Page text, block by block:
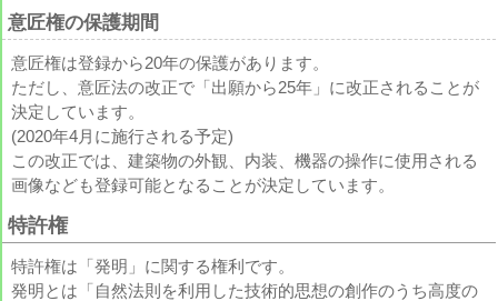
意匠権の保護期間
意匠権は登録から20年の保護があります。
ただし、意匠法の改正で「出願から25年」に改正されることが
決定しています。
(2020年4月に施行される予定)
この改正では、建築物の外観、内装、機器の操作に使用される
画像なども登録可能となることが決定しています。
特許権
特許権は「発明」に関する権利です。
発明とは「自然法則を利用した技術的思想の創作のうち高度の